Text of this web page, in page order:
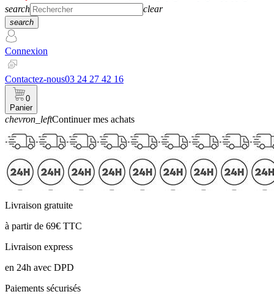
search clear
search
Connexion
Contactez-nous03 24 27 42 16
0
Panier
chevron_leftContinuer mes achats
Panier
Livraison express